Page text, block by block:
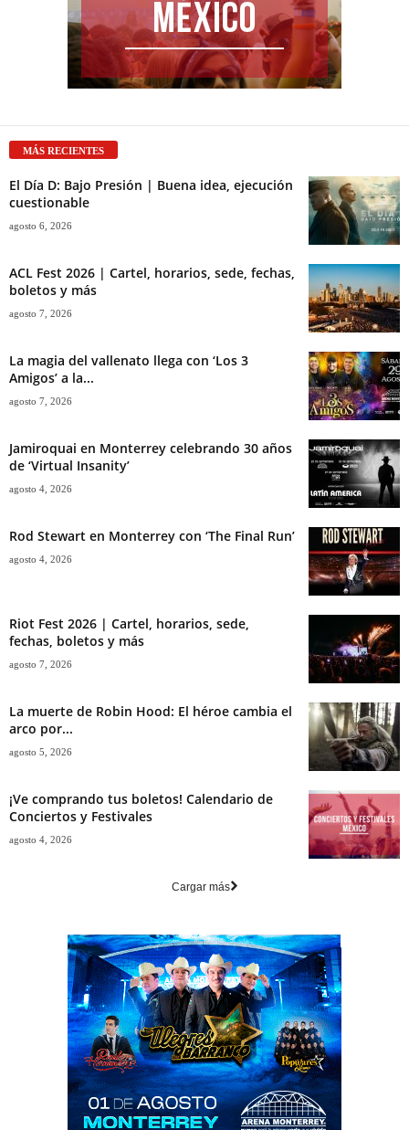
MÁS RECIENTES
El Día D: Bajo Presión | Buena idea, ejecución
cuestionable
agosto 6, 2026
ACL Fest 2026 | Cartel, horarios, sede, fechas,
boletos y más
agosto 7, 2026
La magia del vallenato llega con ‘Los 3
Amigos’ a la...
agosto 7, 2026
Jamiroquai en Monterrey celebrando 30 años
de ‘Virtual Insanity’
agosto 4, 2026
Rod Stewart en Monterrey con ‘The Final Run’
agosto 4, 2026
Riot Fest 2026 | Cartel, horarios, sede,
fechas, boletos y más
agosto 7, 2026
La muerte de Robin Hood: El héroe cambia el
arco por...
agosto 5, 2026
¡Ve comprando tus boletos! Calendario de
Conciertos y Festivales
agosto 4, 2026
Cargar más